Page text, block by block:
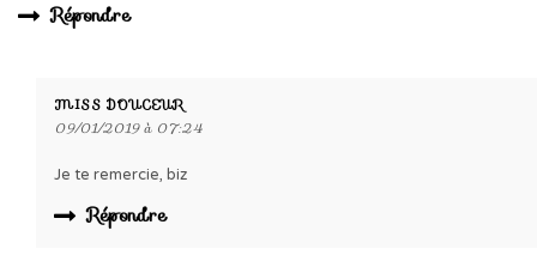
Répondre
MISS DOUCEUR
09/01/2019 à 07:24
Je te remercie, biz
Répondre